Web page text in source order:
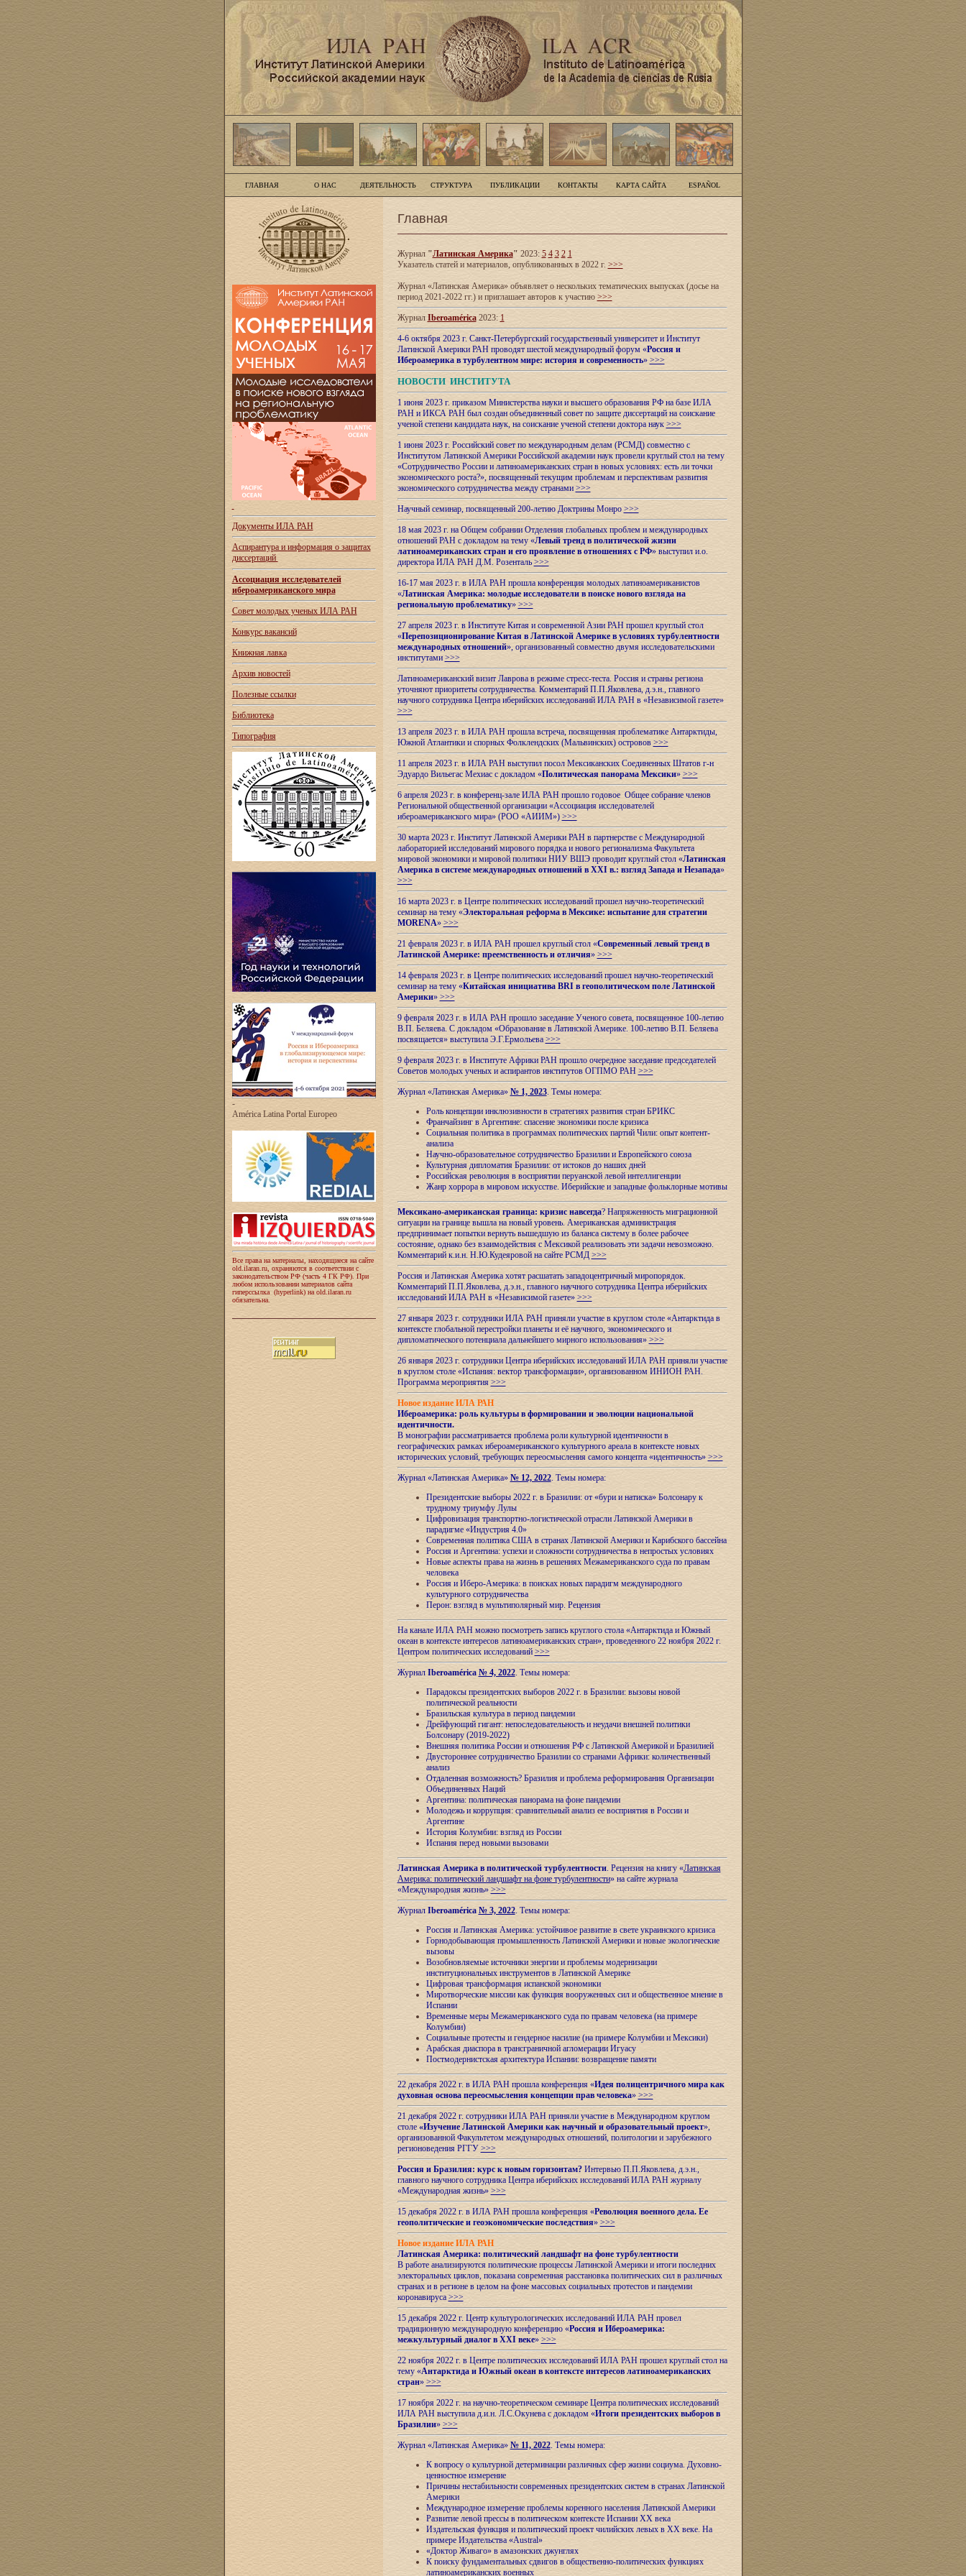
ГЛАВНАЯ О НАС ДЕЯТЕЛЬНОСТЬ СТРУКТУРА ПУБЛИКАЦИИ КОНТАКТЫ КАРТА САЙТА ESPAÑOL
Документы ИЛА РАН
Аспирантура и информация о защитах
диссертаций
Ассоциация исследователей
ибероамериканского мира
Совет молодых ученых ИЛА РАН
Конкурс вакансий
Книжная лавка
Архив новостей
Полезные ссылки
Библиотека
Типография
-
América Latina Portal Europeo
Все права на материалы, находящиеся на сайте
old.ilaran.ru, охраняются в соответствии с
законодательством РФ (часть 4 ГК РФ). При
любом использовании материалов сайта
гиперссылка (hyperlink) на old.ilaran.ru
обязательна.
Главная
Журнал"Латинская Америка" 2023: 5 4 3 2 1
Указатель статей и материалов, опубликованных в 2022 г. >>>
Журнал «Латинская Америка» объявляет о нескольких тематических выпусках (досье на
период 2021-2022 гг.) и приглашает авторов к участию >>>
Журнал Iberoamérica2023: 1
4-6 октября 2023 г. Санкт-Петербургский государственный университет и Институт
Латинской Америки РАН проводят шестой международный форум «Россия и
Ибероамерика в турбулентном мире: история и современность» >>>
НОВОСТИ ИНСТИТУТА
1 июня 2023 г. приказом Министерства науки и высшего образования РФ на базе ИЛА
РАН и ИКСА РАН был создан объединенный совет по защите диссертаций на соискание
ученой степени кандидата наук, на соискание ученой степени доктора наук >>>
1 июня 2023 г. Российский совет по международным делам (РСМД) совместно с
Институтом Латинской Америки Российской академии наук провели круглый стол на тему
«Сотрудничество России и латиноамериканских стран в новых условиях: есть ли точки
экономического роста?», посвященный текущим проблемам и перспективам развития
экономического сотрудничества между странами >>>
Научный семинар, посвященный 200-летию Доктрины Монро>>>
18 мая 2023 г. на Общем собрании Отделения глобальных проблем и международных
отношений РАН с докладом на тему «Левый тренд в политической жизни
латиноамериканских стран и его проявление в отношениях с РФ» выступил и.о.
директора ИЛА РАН Д.М. Розенталь >>>
16-17 мая 2023 г. в ИЛА РАН прошла конференция молодых латиноамериканистов
«Латинская Америка: молодые исследователи в поиске нового взгляда на
региональную проблематику» >>>
27 апреля 2023 г. в Институте Китая и современной Азии РАН прошел круглый стол
«Перепозиционирование Китая в ЛатинскойАмерике в условиях турбулентности
международных отношений», организованный совместно двумя исследовательскими
институтами >>>
Латиноамериканский визит Лаврова в режиме стресс-теста. Россия и страны региона
уточняют приоритеты сотрудничества. Комментарий П.П.Яковлева, д.э.н., главного
научного сотрудника Центра иберийских исследований ИЛА РАН в «Независимой газете»
>>>
13 апреля 2023 г. в ИЛА РАН прошла встреча, посвященная проблематике Антарктиды,
Южной Атлантики и спорных Фолклендских (Мальвинских) островов >>>
11 апреля 2023 г. в ИЛА РАН выступил посол Мексиканских Соединенных Штатов г-н
Эдуардо Вильегас Мехиас c докладом «Политическая панорама Мексики» >>>
6 апреля 2023 г. в конференц-зале ИЛА РАН прошло годовое Общее собрание членов
Региональной общественной организации «Ассоциация исследователей
ибероамериканского мира» (РОО «АИИМ») >>>
30 марта 2023 г. Институт Латинской Америки РАН в партнерстве с Международной
лабораторией исследований мирового порядка и нового регионализма Факультета
мировой экономики и мировой политики НИУ ВШЭ проводит круглый стол «Латинская
Америка в системе международных отношений в XXI в.: взгляд Запада и Незапада»
>>>
16 марта 2023 г. в Центре политических исследований прошел научно-теоретический
семинар на тему «Электоральная реформа в Мексике: испытание для стратегии
MORENA» >>>
21 февраля 2023 г. в ИЛА РАН прошел круглый стол «Современный левый тренд в
Латинской Америке: преемственность и отличия» >>>
14 февраля 2023 г. в Центре политических исследований прошел научно-теоретический
семинар на тему «Китайская инициатива BRI в геополитическом поле Латинской
Америки» >>>
9 февраля 2023 г. в ИЛА РАН прошло заседание Ученого совета, посвященное 100-летию
В.П. Беляева. С докладом «Образование в Латинской Америке. 100-летию В.П. Беляева
посвящается» выступила Э.Г.Ермольева >>>
9 февраля 2023 г. в Институте Африки РАН прошло очередное заседание председателей
Советов молодых ученых и аспирантов институтов ОГПМО РАН >>>
Журнал «Латинская Америка» № 1, 2023. Темы номера:
Роль концепции инклюзивности в стратегиях развития стран БРИКС
Франчайзинг в Аргентине: спасение экономики после кризиса
Социальная политика в программах политических партий Чили: опыт контент-
анализа
Научно-образовательное сотрудничество Бразилии и Европейского союза
Культурная дипломатия Бразилии: от истоков до наших дней
Российская революция в восприятии перуанской левой интеллигенции
Жанр хоррора в мировом искусстве. Иберийские и западные фольклорные мотивы
Мексикано-американская граница: кризис навсегда? Напряженность миграционной
ситуации на границе вышла на новый уровень. Американская администрация
предпринимает попытки вернуть вышедшую из баланса систему в более рабочее
состояние, однако без взаимодействия с Мексикой реализовать эти задачи невозможно.
Комментарий к.и.н. Н.Ю.Кудеяровой на сайте РСМД >>>
Россия и Латинская Америка хотят расшатать западоцентричный миропорядок.
Комментарий П.П.Яковлева, д.э.н., главного научного сотрудника Центра иберийских
исследований ИЛА РАН в «Независимой газете» >>>
27 января 2023 г. сотрудники ИЛА РАН приняли участие в круглом столе «Антарктида в
контексте глобальной перестройки планеты и её научного, экономического и
дипломатического потенциала дальнейшего мирного использования» >>>
26 января 2023 г. сотрудники Центра иберийских исследований ИЛА РАН приняли участие
в круглом столе «Испания: вектор трансформации», организованном ИНИОН РАН.
Программа мероприятия>>>
Новое издание ИЛА РАН
Ибероамерика: роль культуры в формировании и эволюции национальной
идентичности.
В монографии рассматривается проблема роли культурной идентичности в
географических рамках ибероамериканского культурного ареала в контексте новых
исторических условий, требующих переосмысления самого концепта «идентичность» >>>
Журнал «Латинская Америка» № 12, 2022. Темы номера:
Президентские выборы 2022 г. в Бразилии: от «бури и натиска» Болсонару к
трудному триумфу Лулы
Цифровизация транспортно-логистической отрасли Латинской Америки в
парадигме «Индустрия 4.0»
Современная политика США в странах Латинской Америки и Карибского бассейна
Россия и Аргентина: успехи и сложности сотрудничества в непростых условиях
Новые аспекты права на жизнь в решениях Межамериканского суда по правам
человека
Россия и Иберо-Америка: в поисках новых парадигм международного
культурного сотрудничества
Перон: взгляд в мультиполярный мир. Рецензия
На канале ИЛА РАН можно посмотреть запись круглого стола «Антарктида и Южный
океан в контексте интересов латиноамериканских стран», проведенного 22 ноября 2022 г.
Центром политических исследований >>>
Журнал Iberoamérica № 4, 2022. Темы номера:
Парадоксы президентских выборов 2022 г. в Бразилии: вызовы новой
политической реальности
Бразильская культура в период пандемии
Дрейфующий гигант: непоследовательность и неудачи внешней политики
Болсонару (2019-2022)
Внешняя политика России и отношения РФ с Латинской Америкой и Бразилией
Двустороннее сотрудничество Бразилии со странами Африки: количественный
анализ
Отдаленная возможность? Бразилия и проблема реформирования Организации
Объединенных Наций
Аргентина: политическая панорама на фоне пандемии
Молодежь и коррупция: сравнительный анализ ee восприятия в России и
Аргентине
История Колумбии: взгляд из России
Испания перед новыми вызовами
Латинская Америка в политической турбулентности. Рецензия на книгу «Латинская
Америка: политический ландшафт на фоне турбулентности» на сайте журнала
«Международная жизнь» >>>
Журнал Iberoamérica № 3, 2022. Темы номера:
Россия и Латинская Америка: устойчивое развитие в свете украинского кризиса
Горнодобывающая промышленность Латинской Америки и новые экологические
вызовы
Возобновляемые источники энергии и проблемы модернизации
институциональных инструментов в Латинской Америке
Цифровая трансформация испанской экономики
Миротворческие миссии как функция вооруженных сил и общественное мнение в
Испании
Временные меры Межамериканского суда по правам человека (на примере
Колумбии)
Социальные протесты и гендерное насилие (на примере Колумбии и Мексики)
Арабская диаспора в трансграничной агломерации Игуасу
Постмодернистская архитектура Испании: возвращение памяти
22 декабря 2022 г. в ИЛА РАН прошла конференция «Идея полицентричного мира как
духовная основа переосмысления концепции прав человека» >>>
21 декабря 2022 г. сотрудники ИЛА РАН приняли участие в Международном круглом
столе «Изучение Латинской Америки как научный и образовательный проект»,
организованной Факультетом международных отношений, политологии и зарубежного
регионоведения РГГУ >>>
Россия и Бразилия: курс к новым горизонтам?Интервью П.П.Яковлева, д.э.н.,
главного научного сотрудника Центра иберийских исследований ИЛА РАН журналу
«Международная жизнь» >>>
15 декабря 2022 г. в ИЛА РАН прошла конференция «Революция военного дела. Ее
геополитические и геоэкономические последствия» >>>
Новое издание ИЛА РАН
Латинская Америка: политический ландшафт на фоне турбулентности
В работе анализируются политические процессы Латинской Америки и итоги последних
электоральных циклов, показана современная расстановка политических сил в различных
странах и в регионе в целом на фоне массовых социальных протестов и пандемии
коронавируса >>>
15 декабря 2022 г. Центр культурологических исследований ИЛА РАН провел
традиционную международную конференцию «Россия и Ибероамерика:
межкультурный диалог в XXI веке» >>>
22 ноября 2022 г. в Центре политических исследований ИЛА РАН прошел круглый стол на
тему «Антарктида и Южный океан в контексте интересов латиноамериканских
стран» >>>
17 ноября 2022 г. на научно-теоретическом семинаре Центра политических исследований
ИЛА РАН выступила д.и.н. Л.С.Окунева с докладом «Итоги президентских выборов в
Бразилии» >>>
Журнал «Латинская Америка» № 11, 2022. Темы номера:
К вопросу о культурной детерминации различных сфер жизни социума. Духовно-
ценностное измерение
Причины нестабильности современных президентских систем в странах Латинской
Америки
Международное измерение проблемы коренного населения Латинской Америки
Развитие левой прессы в политическом контексте Испании XX века
Издательская функция и политический проект чилийских левых в XX веке. На
примере Издательства «Austral»
«Доктор Живаго» в амазонских джунглях
К поиску фундаментальных сдвигов в общественно-политических функциях
латиноамериканских военных